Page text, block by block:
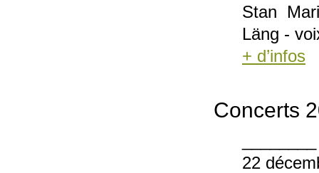
Stan
Läng -
+ d’infos
Concerts
22